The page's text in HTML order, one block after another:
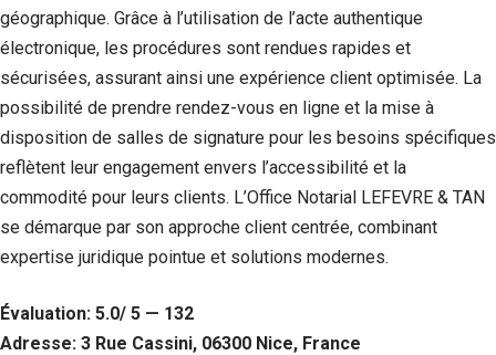
géographique. Grâce à l’utilisation de l’acte authentique
électronique, les procédures sont rendues rapides et
sécurisées, assurant ainsi une expérience client optimisée. La
possibilité de prendre rendez-vous en ligne et la mise à
disposition de salles de signature pour les besoins spécifiques
reflètent leur engagement envers l’accessibilité et la
commodité pour leurs clients. L’Office Notarial LEFEVRE & TAN
se démarque par son approche client centrée, combinant
expertise juridique pointue et solutions modernes.
Évaluation: 5.0/ 5 — 132
Adresse: 3 Rue Cassini, 06300 Nice, France
Statistiques
Afin que
nous
puissions
améliorer la
et la structure
du site Web,
de la façon
dont le site